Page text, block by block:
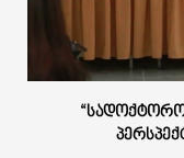
“ᲡᲐᲓᲝᲥᲢᲝᲠᲝ